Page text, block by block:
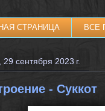
СТРАНИЦА ВСЕ
29 сентября 2023 г.
- Суккот